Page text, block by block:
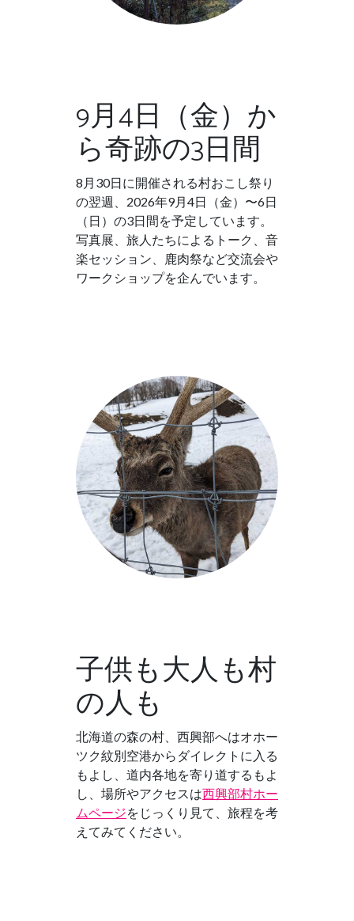
9月4日（金）か
ら奇跡の3日間
8月30日に開催される村おこし祭り
の翌週、2026年9月4日（金）〜6日
（日）の3日間を予定しています。
写真展、旅人たちによるトーク、音
楽セッション、鹿肉祭など交流会や
ワークショップを企んでいます。
子供も大人も村
の人も
北海道の森の村、西興部へはオホー
ツク紋別空港からダイレクトに入る
もよし、道内各地を寄り道するもよ
し、場所やアクセスは西興部村ホー
ムページをじっくり見て、旅程を考
えてみてください。